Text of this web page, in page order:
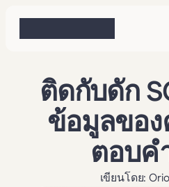
ติดกับดัก
ข้อมูลขอ
ตอบค
เขียนโดย: